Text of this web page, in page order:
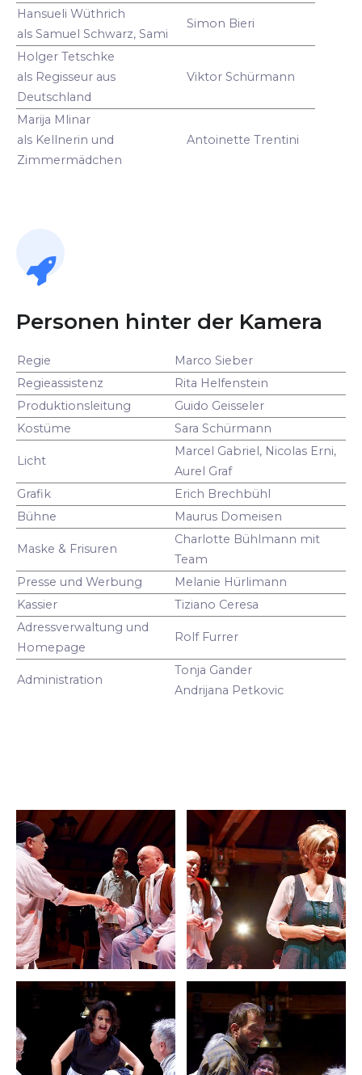
Hansueli Wüthrich
als Samuel Schwarz, Sami
Simon Bieri
Holger Tetschke
als Regisseur aus
Deutschland
Viktor Schürmann
Marija Mlinar
als Kellnerin und
Zimmermädchen
Antoinette Trentini
Personen hinter der Kamera
Regie
Marco Sieber
Regieassistenz
Rita Helfenstein
Produktionsleitung
Guido Geisseler
Kostüme
Sara Schürmann
Licht
Marcel Gabriel, Nicolas Erni,
Aurel Graf
Grafik
Erich Brechbühl
Bühne
Maurus Domeisen
Maske & Frisuren
Charlotte Bühlmann mit
Team
Presse und Werbung
Melanie Hürlimann
Kassier
Tiziano Ceresa
Adressverwaltung und
Homepage
Rolf Furrer
Administration
Tonja Gander
Andrijana Petkovic